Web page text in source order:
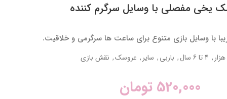
یخی مفصلی با وسایل سرگرم کننده
با وسایل بازی متنوع برای ساعت ها سرگرمی و خلاقیت.
, 4 تا 6 سال , باربی, سایر , عروسک, نقش بازی
520,000 تومان